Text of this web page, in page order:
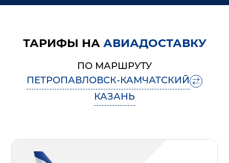
ТАРИФЫ НА АВИАДОСТАВКУ
ПО МАРШРУТУ
ПЕТРОПАВЛОВСК-КАМЧАТСКИЙ
КАЗАНЬ